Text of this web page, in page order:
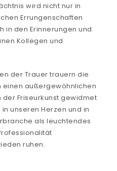
wird nicht nur in
Errungenschaften
in den Erinnerungen und
Kollegen und
der Trauer trauern die
außergewöhnlichen
der Friseurkunst gewidmet
unseren Herzen und in
als leuchtendes
ruhen.